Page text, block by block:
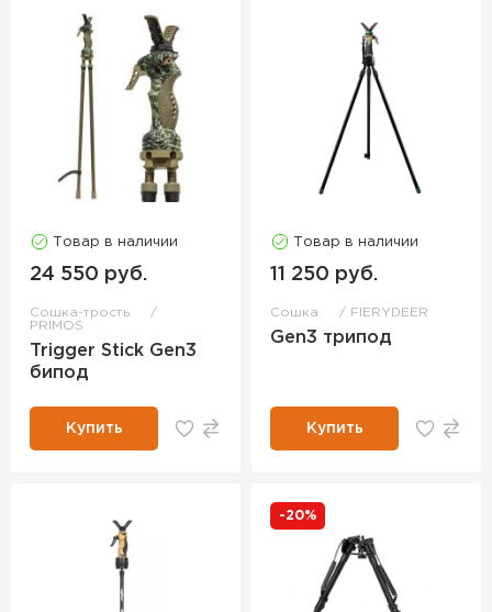
Товар в наличии
24 550 руб.
Сошка-трость
PRIMOS
Trigger Stick Gen3
бипод
Купить
Товар в наличии
11 250 руб.
Сошка FIERYDEER
Gen3 трипод
Купить
-20%